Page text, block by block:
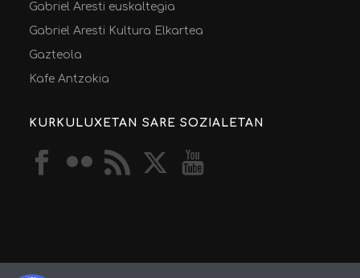
Gabriel Aresti euskaltegia
Gabriel Aresti Kultura Elkartea
Gazteola
Kafe Antzokia
KURKULUXETAN SARE SOZIALETAN